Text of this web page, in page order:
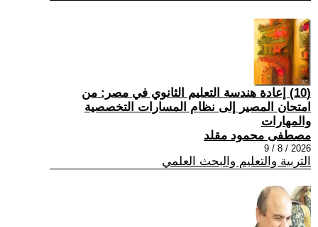
(10) إعادة هندسة التعليم الثانوي في مصر: من
امتحان المصير إلى نظام المسارات التخصصية
والمهارات
مصطفى محمود مقلد
2026 / 8 / 9
التربية والتعليم والبحث العلمي